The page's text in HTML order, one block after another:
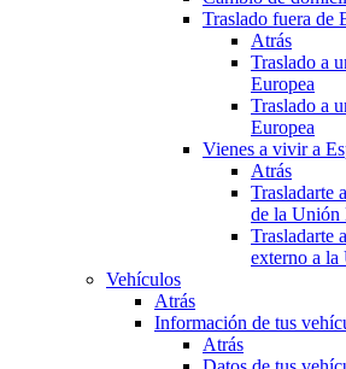
Traslado fuera de
Atrás
Traslado a
Europea
Traslado a
Europea
Vienes a vivir a
Atrás
Trasladarte
de la Unión
Trasladarte
externo a la
Vehículos
Atrás
Información de tus
Atrás